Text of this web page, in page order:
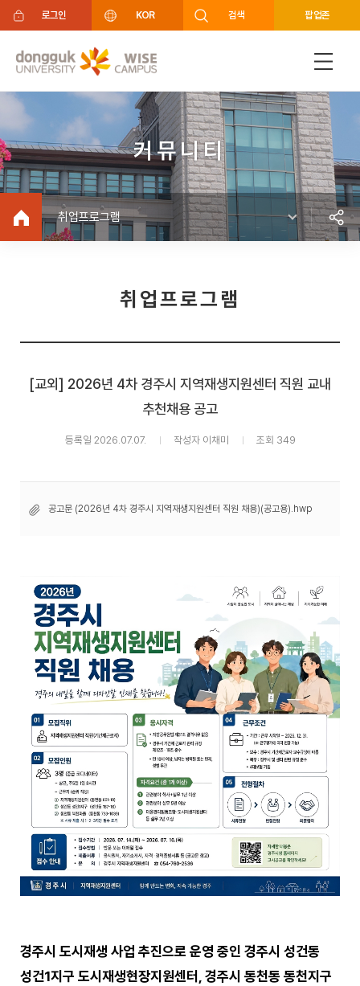
주메뉴 바로가기
푸터 바로가기
로그인 KOR 검색 팝업존
커뮤니티
취업프로그램
취업프로그램
[교외] 2026년 4차 경주시 지역재생지원센터 직원 교내
추천채용 공고
등록일 2026.07.07. 작성자 이채미 조회 349
공고문 (2026년 4차 경주시 지역재생지원센터 직원 채용)(공고용).hwp
경주시 도시재생 사업 추진으로 운영 중인 경주시 성건동
성건1지구 도시재생현장지원센터 , 경주시 동천동 동천지구